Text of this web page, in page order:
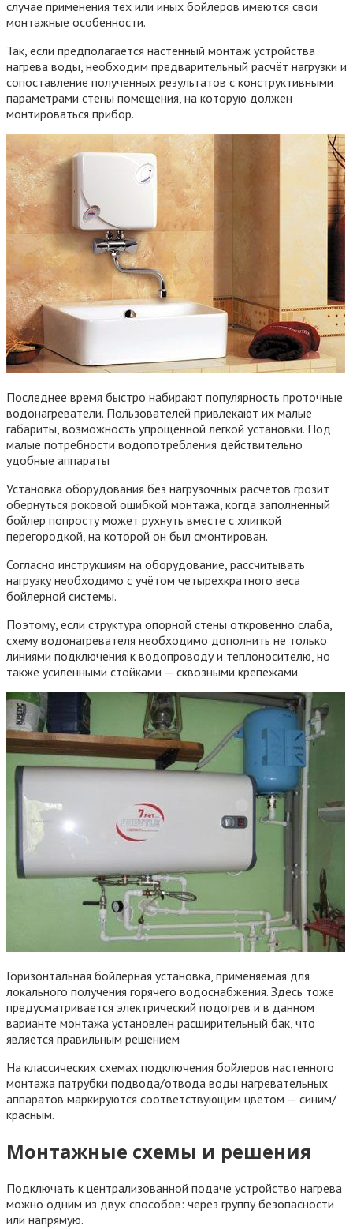
случае применения тех или иных бойлеров имеются свои
монтажные особенности.
Так, если предполагается настенный монтаж устройства
нагрева воды, необходим предварительный расчёт нагрузки и
сопоставление полученных результатов с конструктивными
параметрами стены помещения, на которую должен
монтироваться прибор.
Последнее время быстро набирают популярность проточные
водонагреватели. Пользователей привлекают их малые
габариты, возможность упрощённой лёгкой установки. Под
малые потребности водопотребления действительно
удобные аппараты
Установка оборудования без нагрузочных расчётов грозит
обернуться роковой ошибкой монтажа, когда заполненный
бойлер попросту может рухнуть вместе с хлипкой
перегородкой, на которой он был смонтирован.
Согласно инструкциям на оборудование, рассчитывать
нагрузку необходимо с учётом четырехкратного веса
бойлерной системы.
Поэтому, если структура опорной стены откровенно слаба,
схему водонагревателя необходимо дополнить не только
линиями подключения к водопроводу и теплоносителю, но
также усиленными стойками — сквозными крепежами.
Горизонтальная бойлерная установка, применяемая для
локального получения горячего водоснабжения. Здесь тоже
предусматривается электрический подогрев и в данном
варианте монтажа установлен расширительный бак, что
является правильным решением
На классических схемах подключения бойлеров настенного
монтажа патрубки подвода/отвода воды нагревательных
аппаратов маркируются соответствующим цветом — синим/
красным.
Монтажные схемы и решения
Подключать к централизованной подаче устройство нагрева
можно одним из двух способов: через группу безопасности
или напрямую.